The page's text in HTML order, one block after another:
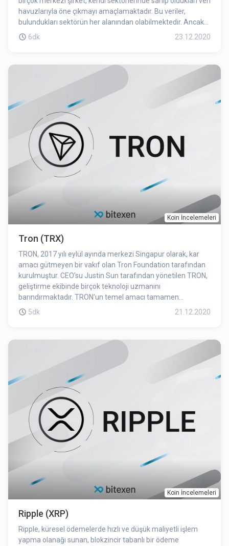
havuzlarıyla öne çıkmayı amaçlamaktadır. Bu veriler,
bulundukları sektörün her alanından olabilmektedir. Ancak
şirketler genellikle bu verileri paylaşmayı tercih etmemekte
6dk 23.12.2020
Koin İncelemeleri
Tron (TRX)
TRON, 2017 yılı eylül ayında merkezi Singapur olarak, kar
amacı gütmeyen bir vakıf olan Tron Foundation tarafından
kurulmuştur. CEO’su Justin Sun tarafından yönetilen TRON,
geliştirme ekibinde birçok teknoloji uzmanını
barındırmaktadır. TRON’un temel amacı tamamen
merkeziyetsiz olan bir internet altyapısı oluşturmaktır.
5dk 21.12.2020
Koin İncelemeleri
Ripple (XRP)
Ripple, küresel ödemelerde hızlı ve düşük maliyetli işlem
yapma olanağı sunan, blokzincir tabanlı bir ödeme